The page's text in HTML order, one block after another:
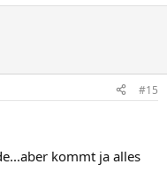
#15
kommt ja alles